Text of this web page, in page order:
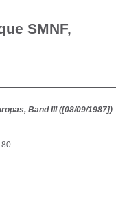
SMNF,
Band III ([08/09/1987])